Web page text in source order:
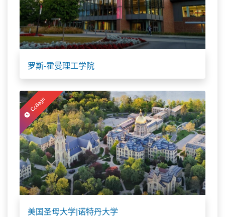
罗斯-霍曼理工学院
College
美国圣母大学|诺特丹大学